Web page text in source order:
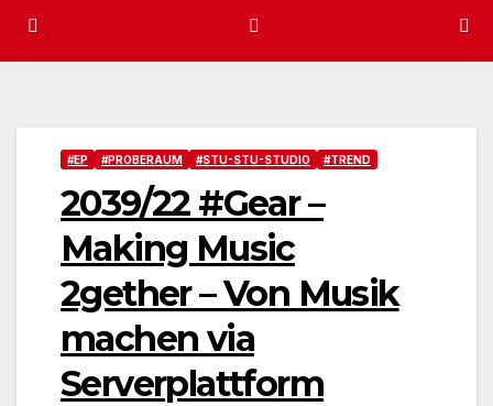
#EP #PROBERAUM #STU-STU-STUDIO #TREND
2039/22 #Gear –
Making Music
2gether – Von Musik
machen via
Serverplattform